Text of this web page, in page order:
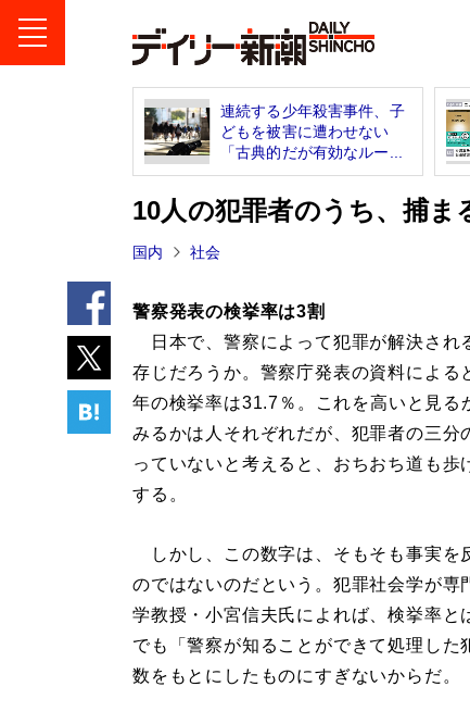
連続する少年殺害事件、子
どもを被害に遭わせない
「古典的だが有効なルー...
10人の犯罪者のうち、捕ま
国内 社会
警察発表の検挙率は3割
日本で、警察によって犯罪が解決され
存じだろうか。警察庁発表の資料による
年の検挙率は31.7％。これを高いと見る
みるかは人それぞれだが、犯罪者の三分
っていないと考えると、おちおち道も歩
する。
しかし、この数字は、そもそも事実を
のではないのだという。犯罪社会学が専
学教授・小宮信夫氏によれば、検挙率と
でも「警察が知ることができて処理した
数をもとにしたものにすぎないからだ。